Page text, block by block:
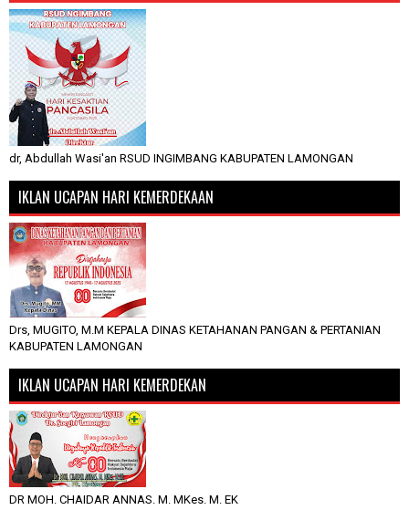
dr, Abdullah Wasi'an RSUD INGIMBANG KABUPATEN LAMONGAN
IKLAN UCAPAN HARI KEMERDEKAAN
Drs, MUGITO, M.M KEPALA DINAS KETAHANAN PANGAN & PERTANIAN
KABUPATEN LAMONGAN
IKLAN UCAPAN HARI KEMERDEKAN
DR MOH. CHAIDAR ANNAS. M. MKes. M. EK